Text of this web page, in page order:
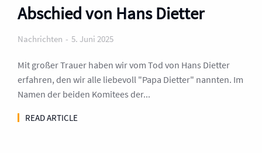
Abschied von Hans Dietter
Nachrichten 5. Juni 2025
Mit großer Trauer haben wir vom Tod von Hans Dietter
erfahren, den wir alle liebevoll "Papa Dietter" nannten. Im
Namen der beiden Komitees der...
READ ARTICLE